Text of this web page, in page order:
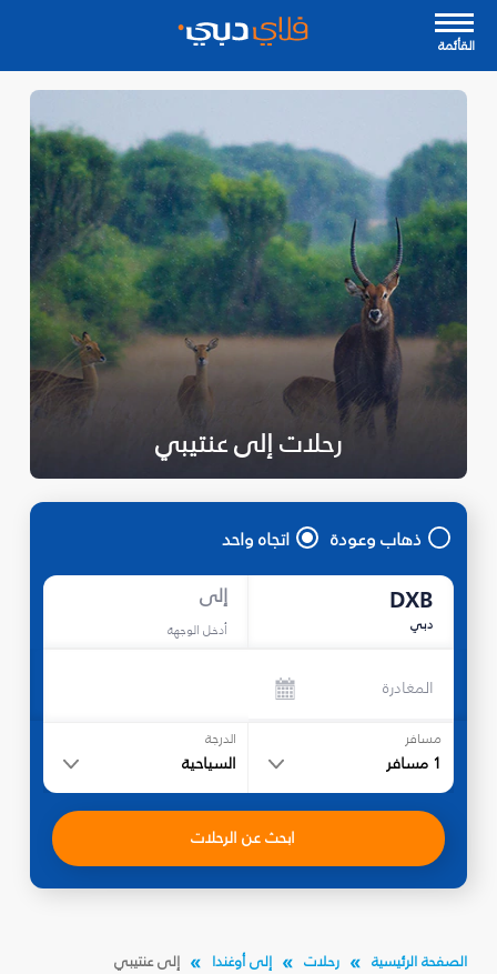
القأئمة
رحلات إلى عنتيبي
ذهاب وعودة اتجاه واحد
DXB
دبي
إلى
أدخل الوجهة
المغادرة
مسافر
1 مسافر
الدرجة
السياحية
ابحث عن الرحلات
الصفحة الرئيسية رحلات إلى أوغندا إلى عنتيبي